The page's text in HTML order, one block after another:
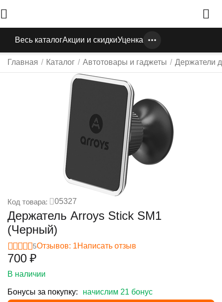
Весь каталогАкции и скидкиУценка
Главная / Каталог / Автотовары и гаджеты / Держатели
Код товара: 05327
Держатель Arroys Stick SM1
(Черный)
5Отзывов: 1Написать отзыв
‍700‍ ₽
В наличии
Бонусы за покупку: начислим 21 бонус